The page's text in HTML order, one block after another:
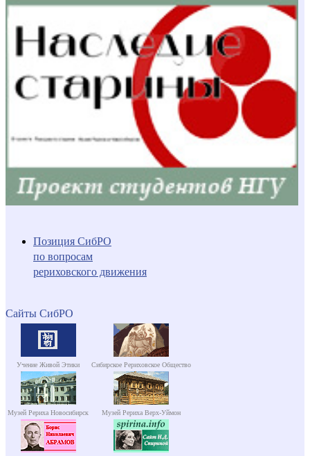
Позиция СибРО
по вопросам
рериховского движения
Сайты СибРО
Учение Живой Этики Сибирское Рериховское Общество
Музей Рериха Новосибирск Музей Рериха Верх-Уймон